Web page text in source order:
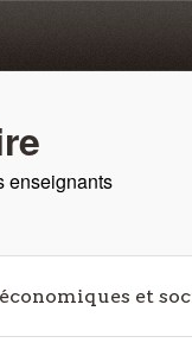
enseignants
et